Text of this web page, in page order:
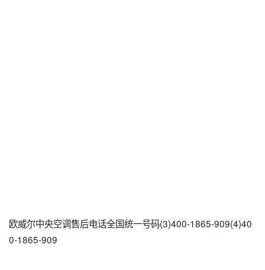
欧威尔中央空调售后电话全国统一号码(3)400-1865-909(4)40
0-1865-909